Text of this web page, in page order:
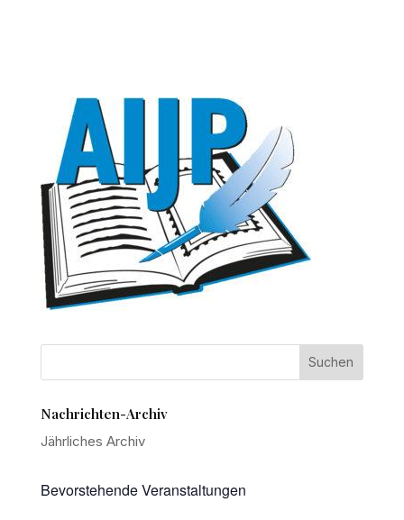
Nachrichten-Archiv
Jährliches Archiv
Bevorstehende Veranstaltungen